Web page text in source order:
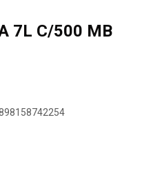
7L C/500 MB